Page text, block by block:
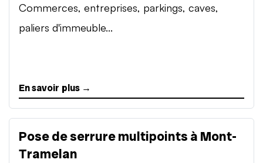
Commerces, entreprises, parkings, caves,
paliers d'immeuble...
En savoir plus →
Pose de serrure multipoints à Mont-
Tramelan